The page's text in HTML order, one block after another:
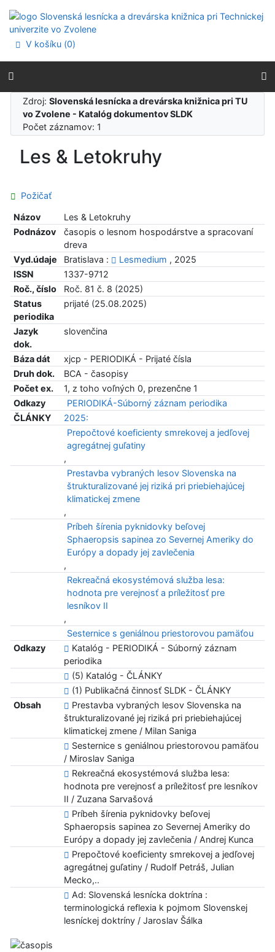
Prejsť na menu
Prehlásenie o webovej prístupnosti
V košíku (0)
Zdroj:Slovenská lesnícka a drevárska knižnica pri TU
vo Zvolene - Katalóg dokumentov SLDK
Počet záznamov: 1
Les & Letokruhy
Požičať
Názov
Les & Letokruhy
Podnázov
časopis o lesnom hospodárstve a spracovaní
dreva
Vyd.údaje
Bratislava : Lesmedium , 2025
ISSN
1337-9712
Roč., číslo
Roč. 81 č. 8 (2025)
Status
periodika
prijaté (25.08.2025)
Jazyk
dok.
slovenčina
Báza dát
xjcp - PERIODIKÁ - Prijaté čísla
Druh dok.
BCA - časopisy
Počet ex.
1, z toho voľných 0, prezenčne 1
Odkazy
PERIODIKÁ-Súborný záznam periodika
ČLÁNKY
2025:
Prepočtové koeficienty smrekovej a jedľovej
agregátnej guľatiny
,
Prestavba vybraných lesov Slovenska na
štrukturalizované jej riziká pri priebiehajúcej
klimatickej zmene
,
Príbeh šírenia pyknidovky beľovej
Sphaeropsis sapinea zo Severnej Ameriky do
Európy a dopady jej zavlečenia
,
Rekreačná ekosystémová služba lesa:
hodnota pre verejnosť a príležitosť pre
lesníkov II
,
Sesternice s geniálnou priestorovou pamäťou
Odkazy
Katalóg - PERIODIKÁ - Súborný záznam
periodika
(5) Katalóg - ČLÁNKY
(1) Publikačná činnosť SLDK - ČLÁNKY
Obsah
Prestavba vybraných lesov Slovenska na
štrukturalizované jej riziká pri priebiehajúcej
klimatickej zmene / Milan Saniga
Sesternice s geniálnou priestorovou pamäťou
/ Miroslav Saniga
Rekreačná ekosystémová služba lesa:
hodnota pre verejnosť a príležitosť pre lesníkov
II / Zuzana Sarvašová
Príbeh šírenia pyknidovky beľovej
Sphaeropsis sapinea zo Severnej Ameriky do
Európy a dopady jej zavlečenia / Andrej Kunca
Prepočtové koeficienty smrekovej a jedľovej
agregátnej guľatiny / Rudolf Petráš, Julian
Mecko,..
Ad: Slovenská lesnícka doktrína :
terminologická reflexia k pojmom Slovenskej
lesníckej doktríny / Jaroslav Šálka